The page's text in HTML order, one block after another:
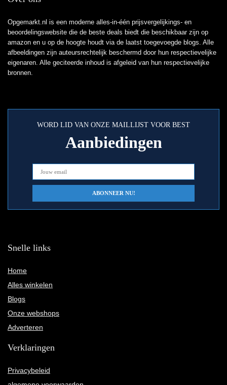
Opgemarkt.nl is een moderne alles-in-één prijsvergelijkings- en
beoordelingswebsite die de beste deals biedt die beschikbaar zijn op
amazon en u op de hoogte houdt via de laatst toegevoegde blogs. Alle
afbeeldingen zijn auteursrechtelijk beschermd door hun respectievelijke
eigenaren. Alle geciteerde inhoud is afgeleid van hun respectievelijke
bronnen.
WORD LID VAN ONZE MAILLIJST VOOR BEST
Aanbiedingen
Snelle links
Home
Alles winkelen
Blogs
Onze webshops
Adverteren
Verklaringen
Privacybeleid